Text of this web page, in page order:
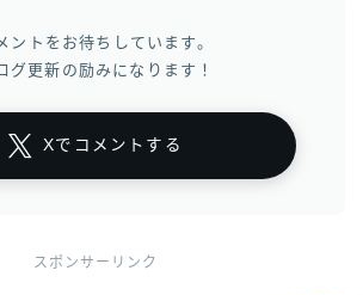
ントをお待ちしています。
グ更新の励みになります！
Xでコメントする
スポンサーリンク